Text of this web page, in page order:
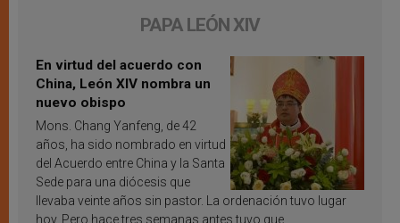
PAPA LEÓN XIV
En virtud del acuerdo con
China, León XIV nombra un
nuevo obispo
Mons. Chang Yanfeng, de 42
años, ha sido nombrado en virtud
del Acuerdo entre China y la Santa
Sede para una diócesis que
llevaba veinte años sin pastor. La ordenación tuvo lugar
hoy. Pero hace tres semanas antes tuvo que